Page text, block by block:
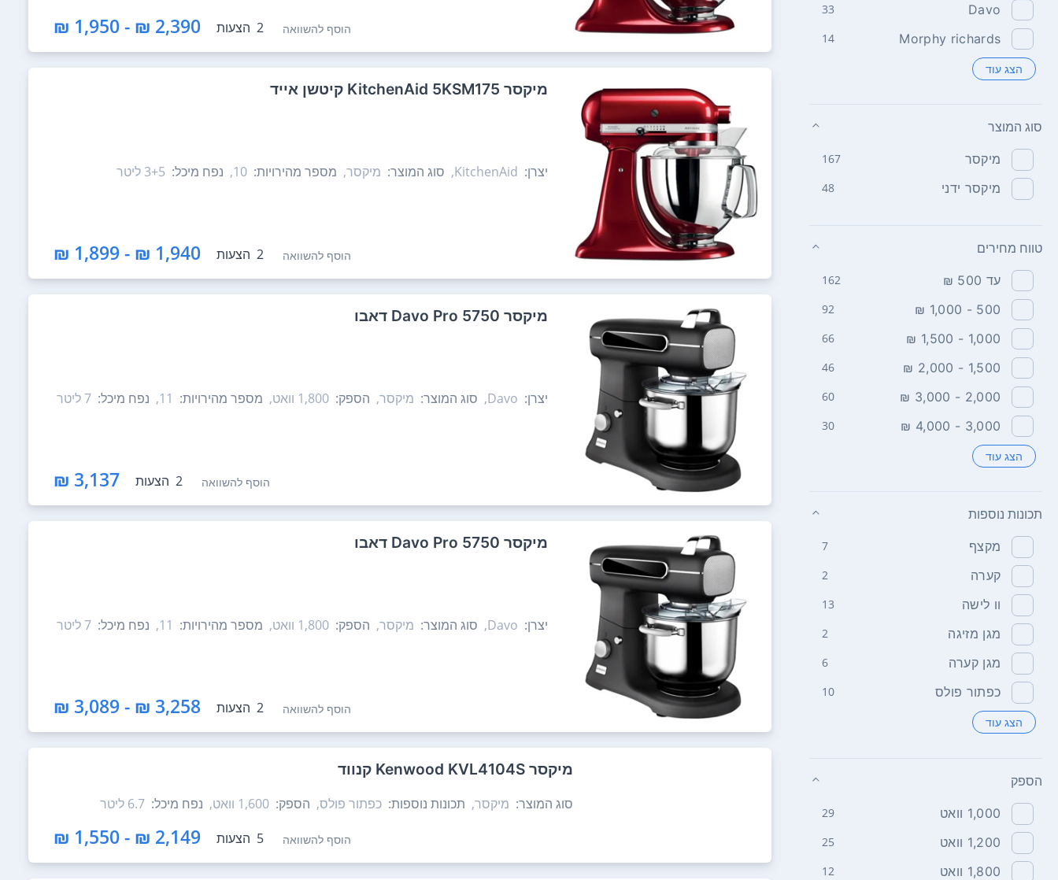
Davo
33
Morphy richards
14
הצג עוד
סוג המוצר
מיקסר 167
מיקסר ידני 48
טווח מחירים
עד 500 ₪ 162
500 - 1,000 ₪
92
1,000 - 1,500 ₪
66
1,500 - 2,000 ₪
46
2,000 - 3,000 ₪
60
3,000 - 4,000 ₪
30
הצג עוד
תכונות נוספות
מקצף 7
קערה 2
וו לישה 13
מגן מזיגה 2
מגן קערה 6
כפתור פולס 10
הצג עוד
הספק
1,000‏ וואט 29
1,200‏ וואט 25
1,800‏ וואט 12
הוסף להשוואה 2 הצעות 2,390 ₪ - 1,950 ₪
‏מיקסר KitchenAid 5KSM175 קיטשן אייד
יצרן: KitchenAid, סוג המוצר: מיקסר, מספר מהירויות: 10, נפח מיכל: 3+5‏ ליטר
הוסף להשוואה 2 הצעות 1,940 ₪ - 1,899 ₪
‏מיקסר Davo Pro 5750 דאבו
יצרן: Davo, סוג המוצר: מיקסר, הספק: 1,800‏ וואט, מספר מהירויות: 11, נפח מיכל: 7‏ ליטר
הוסף להשוואה 2 הצעות 3,137 ₪
‏מיקסר Davo Pro 5750 דאבו
יצרן: Davo, סוג המוצר: מיקסר, הספק: 1,800‏ וואט, מספר מהירויות: 11, נפח מיכל: 7‏ ליטר
הוסף להשוואה 2 הצעות 3,258 ₪ - 3,089 ₪
‏מיקסר Kenwood KVL4104S קנווד
סוג המוצר: מיקסר, תכונות נוספות: כפתור פולס, הספק: 1,600‏ וואט, נפח מיכל: 6.7‏ ליטר
הוסף להשוואה 5 הצעות 2,149 ₪ - 1,550 ₪